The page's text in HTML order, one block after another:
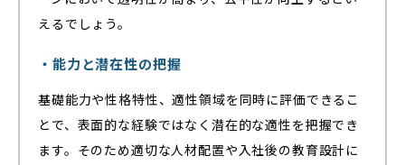
えるでしょう。
・能力と潜在性の把握
基礎能力や性格特性、適性領域を同時に評価できるこ
とで、表面的な経験ではなく潜在的な適性を把握でき
ます。そのため適切な人材配置や入社後の教育設計に